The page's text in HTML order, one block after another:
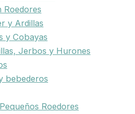
Roedores
y Ardillas
y Cobayas
Jerbos y Hurones
bebederos
Roedores